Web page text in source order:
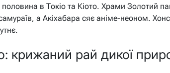
в Токіо та Кіото. Храми Золотий
а Акіхабара сяє аніме-неоном.
крижаний рай дикої